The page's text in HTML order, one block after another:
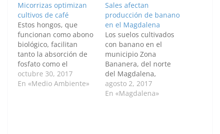
Micorrizas optimizan
cultivos de café
Estos hongos, que
funcionan como abono
biológico, facilitan
tanto la absorción de
fosfato como el
aumento del
crecimiento de plantas
octubre 30, 2017
En «Medio Ambiente»
Sales afectan
producción de banano
en el Magdalena
Los suelos cultivados
con banano en el
municipio Zona
Bananera, del norte
del Magdalena,
presentan
acumulación de sales a
agosto 2, 2017
En «Magdalena»